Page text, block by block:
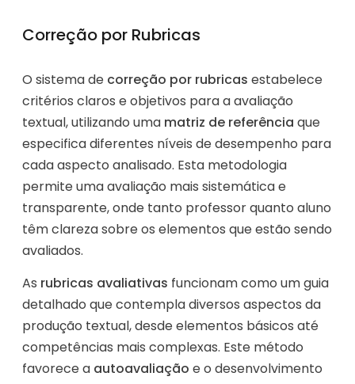
Correção por Rubricas
O sistema de correção por rubricas estabelece
critérios claros e objetivos para a avaliação
textual, utilizando uma matriz de referência que
especifica diferentes níveis de desempenho para
cada aspecto analisado. Esta metodologia
permite uma avaliação mais sistemática e
transparente, onde tanto professor quanto aluno
têm clareza sobre os elementos que estão sendo
avaliados.
As rubricas avaliativas funcionam como um guia
detalhado que contempla diversos aspectos da
produção textual, desde elementos básicos até
competências mais complexas. Este método
favorece a autoavaliação e o desenvolvimento